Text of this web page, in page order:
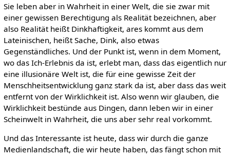
Sie leben aber in Wahrheit in einer Welt, die sie zwar mit
einer gewissen Berechtigung als Realität bezeichnen, aber
also Realität heißt Dinkhaftigkeit, ares kommt aus dem
Lateinischen, heißt Sache, Dink, also etwas
Gegenständliches. Und der Punkt ist, wenn in dem Moment,
wo das Ich-Erlebnis da ist, erlebt man, dass das eigentlich nur
eine illusionäre Welt ist, die für eine gewisse Zeit der
Menschheitsentwicklung ganz stark da ist, aber dass das weit
entfernt von der Wirklichkeit ist. Also wenn wir glauben, die
Wirklichkeit bestünde aus Dingen, dann leben wir in einer
Scheinwelt in Wahrheit, die uns aber sehr real vorkommt.
Und das Interessante ist heute, dass wir durch die ganze
Medienlandschaft, die wir heute haben, das fängt schon mit